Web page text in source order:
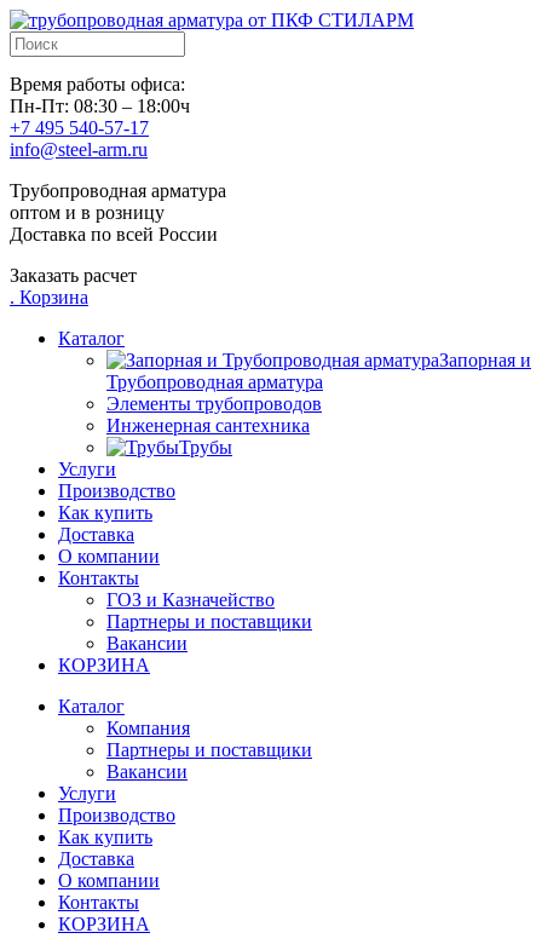
Время работы офиса:
Пн-Пт: 08:30 – 18:00ч
+7 495 540-57-17
info@steel-arm.ru
Трубопроводная арматура
оптом и в розницу
Доставка по всей России
Заказать расчет
. Корзина
Каталог
Запорная и
Трубопроводная арматура
Элементы трубопроводов
Инженерная сантехника
Трубы
Услуги
Производство
Как купить
Доставка
О компании
Контакты
ГОЗ и Казначейство
Партнеры и поставщики
Вакансии
КОРЗИНА
Каталог
Компания
Партнеры и поставщики
Вакансии
Услуги
Производство
Как купить
Доставка
О компании
Контакты
КОРЗИНА